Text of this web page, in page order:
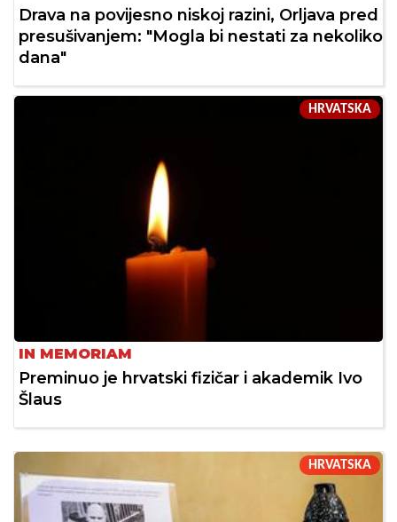
Drava na povijesno niskoj razini, Orljava pred
presušivanjem: "Mogla bi nestati za nekoliko
dana"
HRVATSKA
IN MEMORIAM
Preminuo je hrvatski fizičar i akademik Ivo
Šlaus
HRVATSKA